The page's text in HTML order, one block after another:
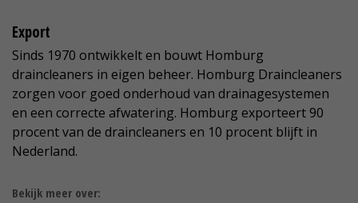
Export
Sinds 1970 ontwikkelt en bouwt Homburg
draincleaners in eigen beheer. Homburg Draincleaners
zorgen voor goed onderhoud van drainagesystemen
en een correcte afwatering. Homburg exporteert 90
procent van de draincleaners en 10 procent blijft in
Nederland.
Bekijk meer over: